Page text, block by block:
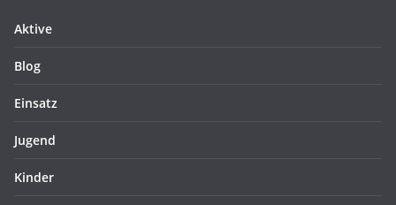
Aktive
Blog
Einsatz
Jugend
Kinder